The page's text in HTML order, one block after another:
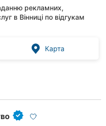
рекламних,
в Вінниці по відгукам
Карта